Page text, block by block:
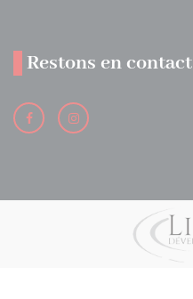
Restons en contact